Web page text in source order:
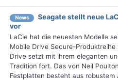
News
Seagate stellt neue
vor
LaCie hat die neuesten Modelle
Mobile Drive Secure-
Drive setzt mit ihrem eleganten
Tradition fort. Das von Neil
Festplatten besteht aus robustem